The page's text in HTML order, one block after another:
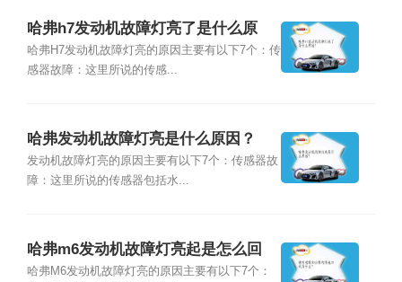
哈弗h7发动机故障灯亮了是什么原
因？
哈弗H7发动机故障灯亮的原因主要有以下7个：传
感器故障：这里所说的传感...
哈弗发动机故障灯亮是什么原因？
发动机故障灯亮的原因主要有以下7个：传感器故
障：这里所说的传感器包括水...
哈弗m6发动机故障灯亮起是怎么回
事？
哈弗M6发动机故障灯亮的原因主要有以下7个：